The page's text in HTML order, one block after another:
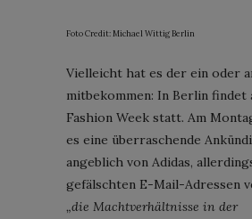
Foto Credit: Michael Wittig Berlin
Vielleicht hat es der ein oder
mitbekommen: In Berlin findet
Fashion Week statt. Am
es eine überraschende
angeblich von Adidas,
gefälschten E-Mail-Adressen
„die Machtverhältnisse in der